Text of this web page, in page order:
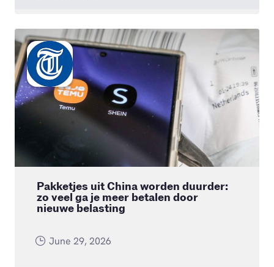
Pakketjes uit China worden duurder:
zo veel ga je meer betalen door
nieuwe belasting
June 29, 2026